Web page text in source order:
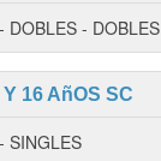
- DOBLES
16 AñOS SC
SINGLES